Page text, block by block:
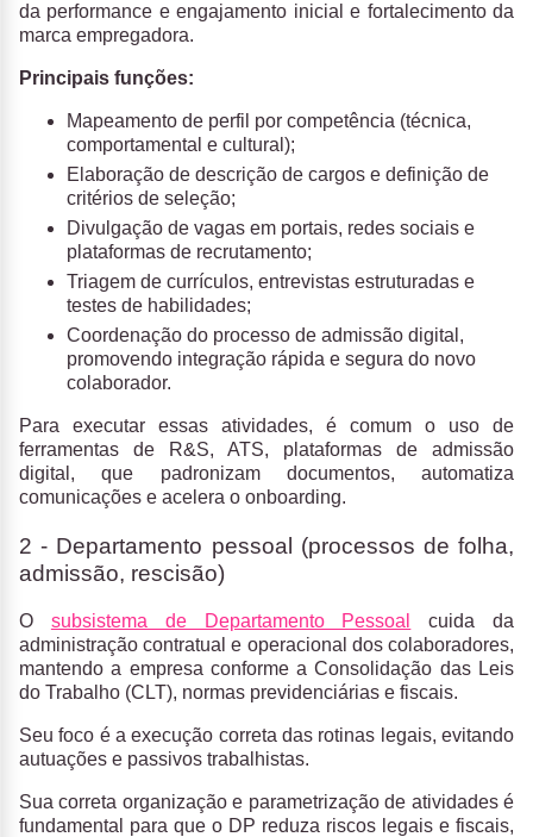
da performance e engajamento inicial e fortalecimento da
marca empregadora.
Principais funções:
Mapeamento de perfil por competência (técnica,
comportamental e cultural);
Elaboração de descrição de cargos e definição de
critérios de seleção;
Divulgação de vagas em portais, redes sociais e
plataformas de recrutamento;
Triagem de currículos, entrevistas estruturadas e
testes de habilidades;
Coordenação do processo de admissão digital,
promovendo integração rápida e segura do novo
colaborador.
Para executar essas atividades, é comum o uso de
ferramentas de R&S, ATS, plataformas de admissão
digital, que padronizam documentos, automatiza
comunicações e acelera o onboarding.
2 - Departamento pessoal (processos de folha,
admissão, rescisão)
O subsistema de Departamento Pessoal
cuida da
administração contratual e operacional dos colaboradores,
mantendo a empresa conforme a Consolidação das Leis
do Trabalho (CLT), normas previdenciárias e fiscais.
Seu foco é a execução correta das rotinas legais, evitando
autuações e passivos trabalhistas.
Sua correta organização e parametrização de atividades é
fundamental para que o DP reduza riscos legais e fiscais,